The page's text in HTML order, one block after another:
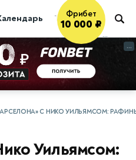
Таблица
Фрибет
10 000 ₽
...
...
С НИКО УИЛЬЯМСОМ:
Уильямсом: